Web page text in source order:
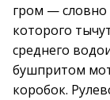
гром — словно
которого
среднего
бушпритом
коробок.